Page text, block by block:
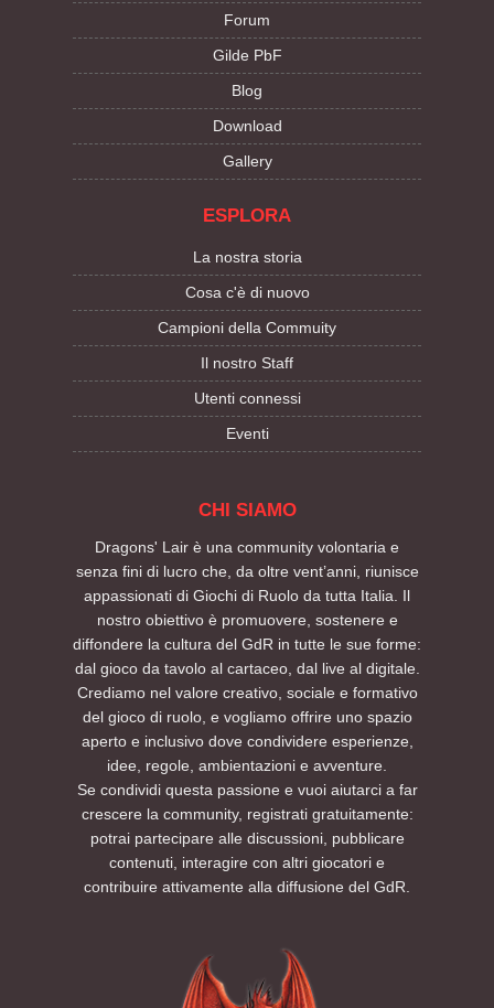
Forum
Gilde PbF
Blog
Download
Gallery
ESPLORA
La nostra storia
Cosa c'è di nuovo
Campioni della Commuity
Il nostro Staff
Utenti connessi
Eventi
CHI SIAMO
Dragons' Lair è una community volontaria e
senza fini di lucro che, da oltre vent’anni, riunisce
appassionati di Giochi di Ruolo da tutta Italia. Il
nostro obiettivo è promuovere, sostenere e
diffondere la cultura del GdR in tutte le sue forme:
dal gioco da tavolo al cartaceo, dal live al digitale.
Crediamo nel valore creativo, sociale e formativo
del gioco di ruolo, e vogliamo offrire uno spazio
aperto e inclusivo dove condividere esperienze,
idee, regole, ambientazioni e avventure.
Se condividi questa passione e vuoi aiutarci a far
crescere la community, registrati gratuitamente:
potrai partecipare alle discussioni, pubblicare
contenuti, interagire con altri giocatori e
contribuire attivamente alla diffusione del GdR.